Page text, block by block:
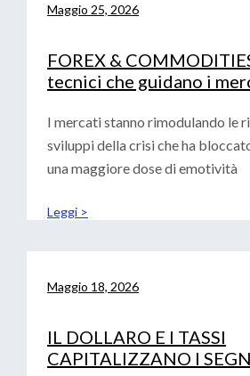
Maggio 25, 2026
FOREX &
tecnici che guidano i
I mercati stanno rimodulando le
sviluppi della crisi che ha
una maggiore dose di emotività
Leggi >
Maggio 18, 2026
IL DOLLARO E I TASSI
CAPITALIZZANO I